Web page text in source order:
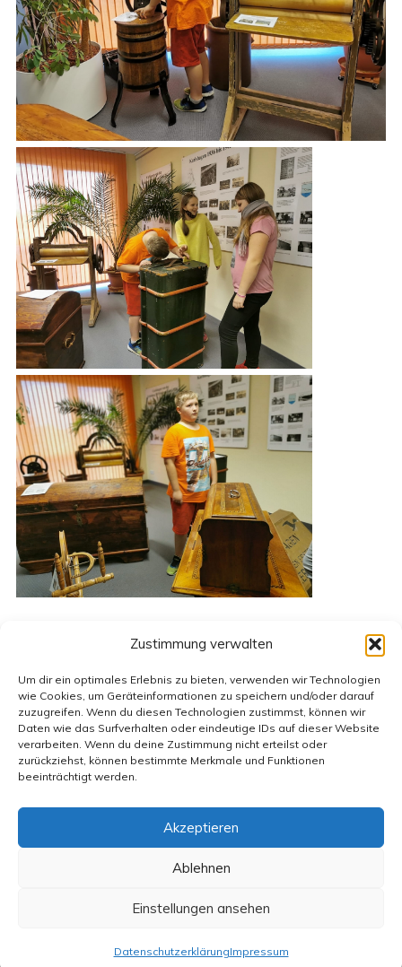
Zustimmung verwalten
Um dir ein optimales Erlebnis zu bieten, verwenden wir Technologien
wie Cookies, um Geräteinformationen zu speichern und/oder darauf
zuzugreifen. Wenn du diesen Technologien zustimmst, können wir
Daten wie das Surfverhalten oder eindeutige IDs auf dieser Website
verarbeiten. Wenn du deine Zustimmung nicht erteilst oder
zurückziehst, können bestimmte Merkmale und Funktionen
beeinträchtigt werden.
Akzeptieren
Ablehnen
Einstellungen ansehen
DatenschutzerklärungImpressum
Na, neugierig geworden?
Klassenbüchern zu schmökern.
Dieser Besuch hat sich auf jeden Fall gelohnt.
mitGeneratePress
Anmelden